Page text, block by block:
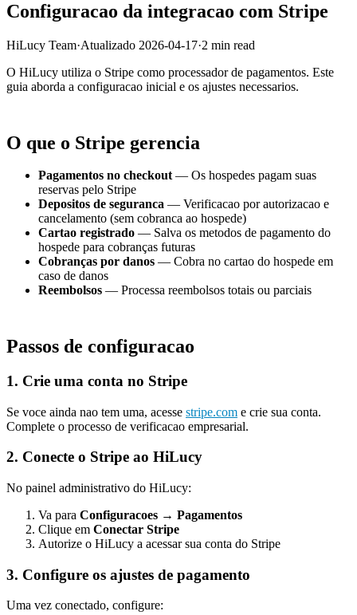
Configuracao da integracao com Stripe
HiLucy Team·Atualizado 2026-04-17·2 min read
O HiLucy utiliza o Stripe como processador de pagamentos. Este
guia aborda a configuracao inicial e os ajustes necessarios.
O que o Stripe gerencia
Pagamentos no checkout — Os hospedes pagam suas
reservas pelo Stripe
Depositos de seguranca — Verificacao por autorizacao e
cancelamento (sem cobranca ao hospede)
Cartao registrado — Salva os metodos de pagamento do
hospede para cobranças futuras
Cobranças por danos — Cobra no cartao do hospede em
caso de danos
Reembolsos — Processa reembolsos totais ou parciais
Passos de configuracao
1. Crie uma conta no Stripe
Se voce ainda nao tem uma, acesse stripe.com e crie sua conta.
Complete o processo de verificacao empresarial.
2. Conecte o Stripe ao HiLucy
No painel administrativo do HiLucy:
Va para Configuracoes → Pagamentos
Clique em Conectar Stripe
Autorize o HiLucy a acessar sua conta do Stripe
3. Configure os ajustes de pagamento
Uma vez conectado, configure: